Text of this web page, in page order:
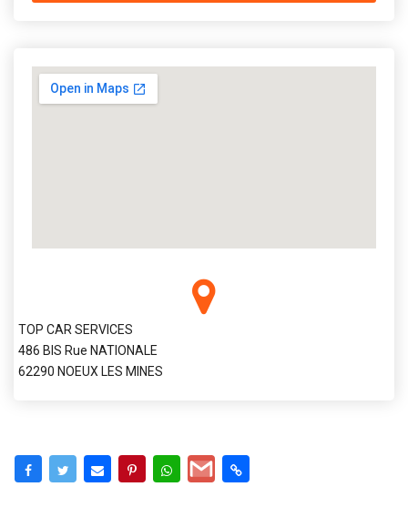
TOP CAR SERVICES
486 BIS Rue NATIONALE
62290 NOEUX LES MINES